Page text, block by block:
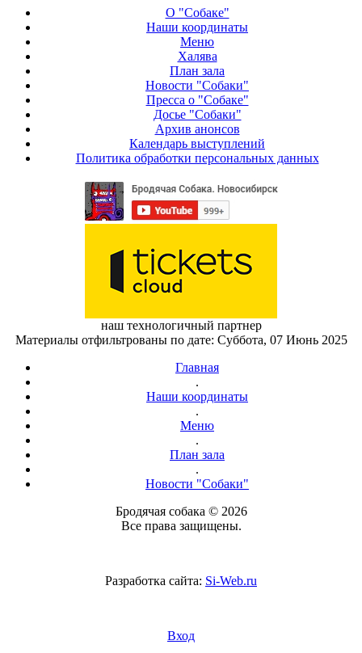
О "Собаке"
Наши координаты
Меню
Халява
План зала
Новости "Собаки"
Пресса о "Собаке"
Досье "Собаки"
Архив анонсов
Календарь выступлений
Политика обработки персональных данных
наш технологичный партнер
Материалы отфильтрованы по дате: Суббота, 07 Июнь 2025
Главная
.
Наши координаты
.
Меню
.
План зала
.
Новости "Собаки"
Бродячая собака © 2026
Все права защищены.
Разработка сайта: Si-Web.ru
Вход